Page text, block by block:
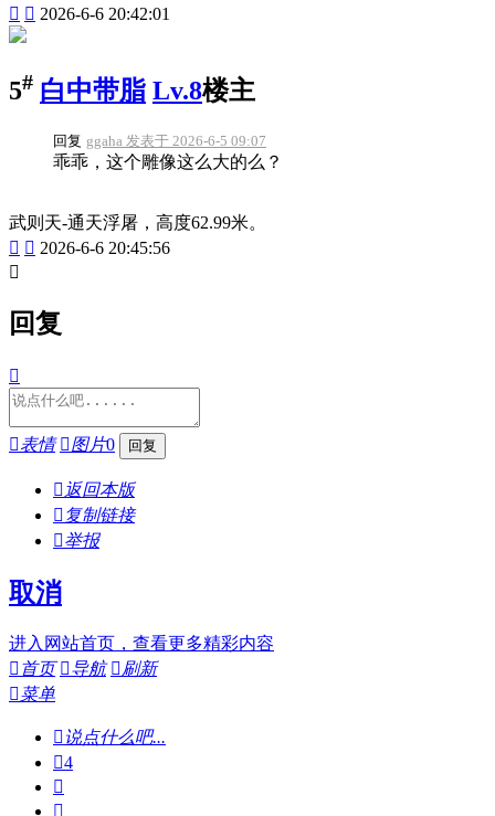
  2026-6-6 20:42:01
5# 白中带脂 Lv.8楼主
回复 ggaha 发表于 2026-6-5 09:07
乖乖，这个雕像这么大的么？
武则天-通天浮屠，高度62.99米。
  2026-6-6 20:45:56

回复

表情 图片0
 返回本版
 复制链接
举报
取消
进入网站首页，查看更多精彩内容
 首页 导航 刷新
菜单
说点什么吧...
4

